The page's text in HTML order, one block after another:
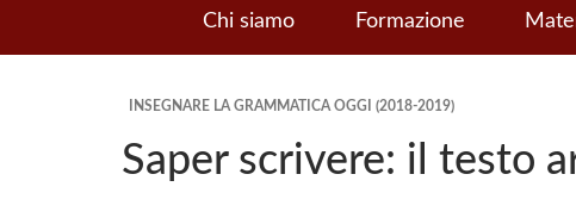
Chi siamo Formazione
INSEGNARE LA GRAMMATICA OGGI (2018-2019)
Saper scrivere: il testo